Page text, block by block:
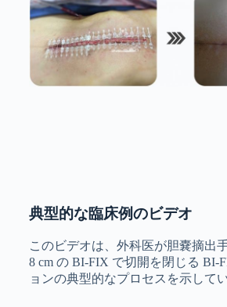
典型的な臨床例のビデオ
このビデオは、外科医が胆嚢摘出
8 cm の BI-FIX で切開を閉じる BI-
ョンの典型的なプロセスを示してい